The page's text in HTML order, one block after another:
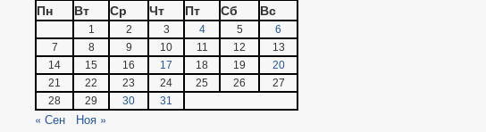
Пн
Вт Ср Чт Пт Сб Вс
1 2 3 4 5
6
7
8 9 10 11 12
13
14
15 16 17 18 19
20
21
22 23 24 25 26
27
28
29 30 31
« Сен Ноя »